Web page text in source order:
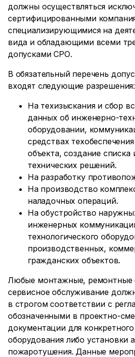
должны осуществляться
сертифицированными
специализирующимися на
вида и обладающими всеми
допусками СРО.
В обязательный перечень
входят следующие разрешения:
На техизыскания и сбор
данных об инженерно-
оборудовании,
средствах
объекта, создание
технических решений.
На разработку
На производство
наладочных операций.
На обустройство
инженерных
технологического
производственных,
гражданских объектов.
Любые монтажные, ремонтные
сервисное обслуживание
в строгом соответствии с
обозначенными в проектно-
документации для
оборудования либо установки
пожаротушения. Данные